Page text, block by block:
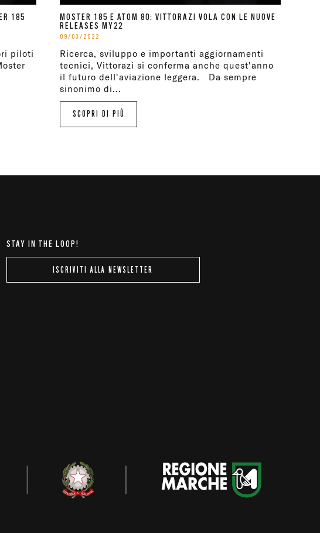
185
piloti
MOSTER 185 E ATOM 80: VITTORAZI VOLA CON LE NUOVE
RELEASES MY22
09/03/2022
Ricerca, sviluppo e importanti aggiornamenti
tecnici, Vittorazi si conferma anche quest'anno
il futuro dell'aviazione leggera. Da sempre
sinonimo di...
SCOPRI DI PIÙ
STAY IN THE LOOP!
ISCRIVITI ALLA NEWSLETTER